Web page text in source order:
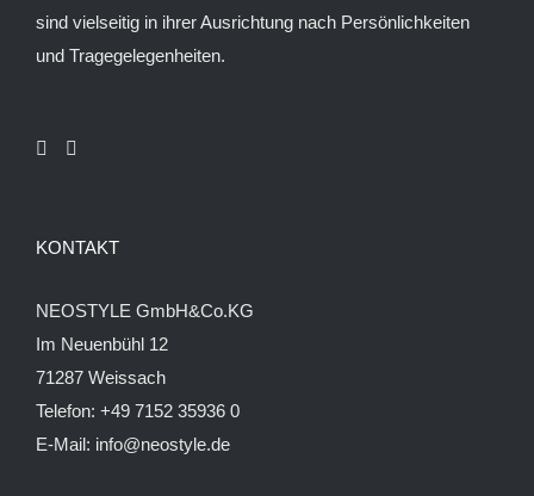
sind vielseitig in ihrer Ausrichtung nach Persönlichkeiten
und Tragegelegenheiten.
KONTAKT
NEOSTYLE GmbH&Co.KG
Im Neuenbühl 12
71287 Weissach
Telefon: +49 7152 35936 0
E-Mail: info@neostyle.de